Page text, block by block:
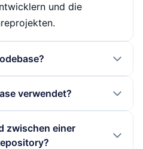
und die
des
Codebase, indem sie
verwendet?
entwickeln, zu testen
zwischen einer